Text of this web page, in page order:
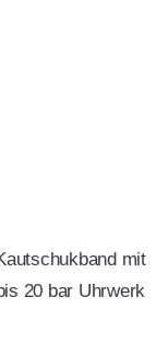
mit
20 bar Uhrwerk